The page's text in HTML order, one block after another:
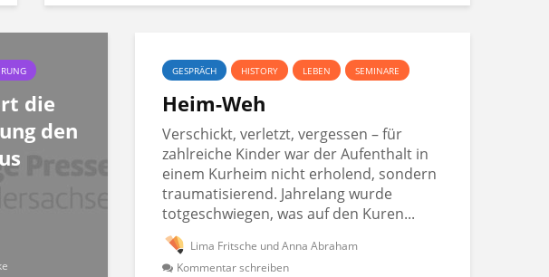
die
den
GESPRÄCH HISTORY LEBEN SEMINARE
Heim-Weh
Verschickt, verletzt, vergessen – für
zahlreiche Kinder war der Aufenthalt in
einem Kurheim nicht erholend, sondern
traumatisierend. Jahrelang wurde
totgeschwiegen, was auf den Kuren...
Lima Fritsche und Anna Abraham
Kommentar schreiben